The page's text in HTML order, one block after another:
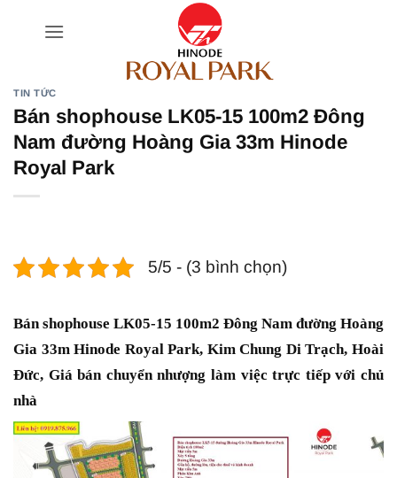
TIN TỨC
Bán shophouse LK05-15 100m2 Đông
Nam đường Hoàng Gia 33m Hinode
Royal Park
5/5 - (3 bình chọn)
Bán shophouse LK05-15 100m2 Đông Nam đường Hoàng
Gia 33m Hinode Royal Park, Kim Chung Di Trạch, Hoài
Đức, Giá bán chuyển nhượng làm việc trực tiếp với chủ
nhà